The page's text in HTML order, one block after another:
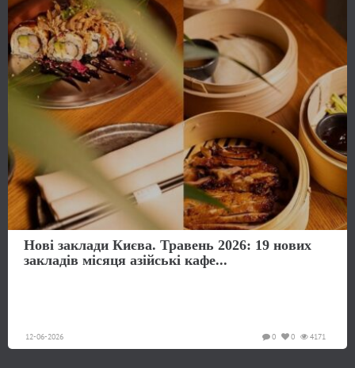
Нові заклади Києва. Травень 2026: 19 нових
закладів місяця азійські кафе...
12-06-2026 4171
0
0